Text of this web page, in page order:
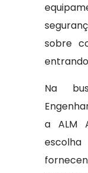
sobre
Na
a ALM